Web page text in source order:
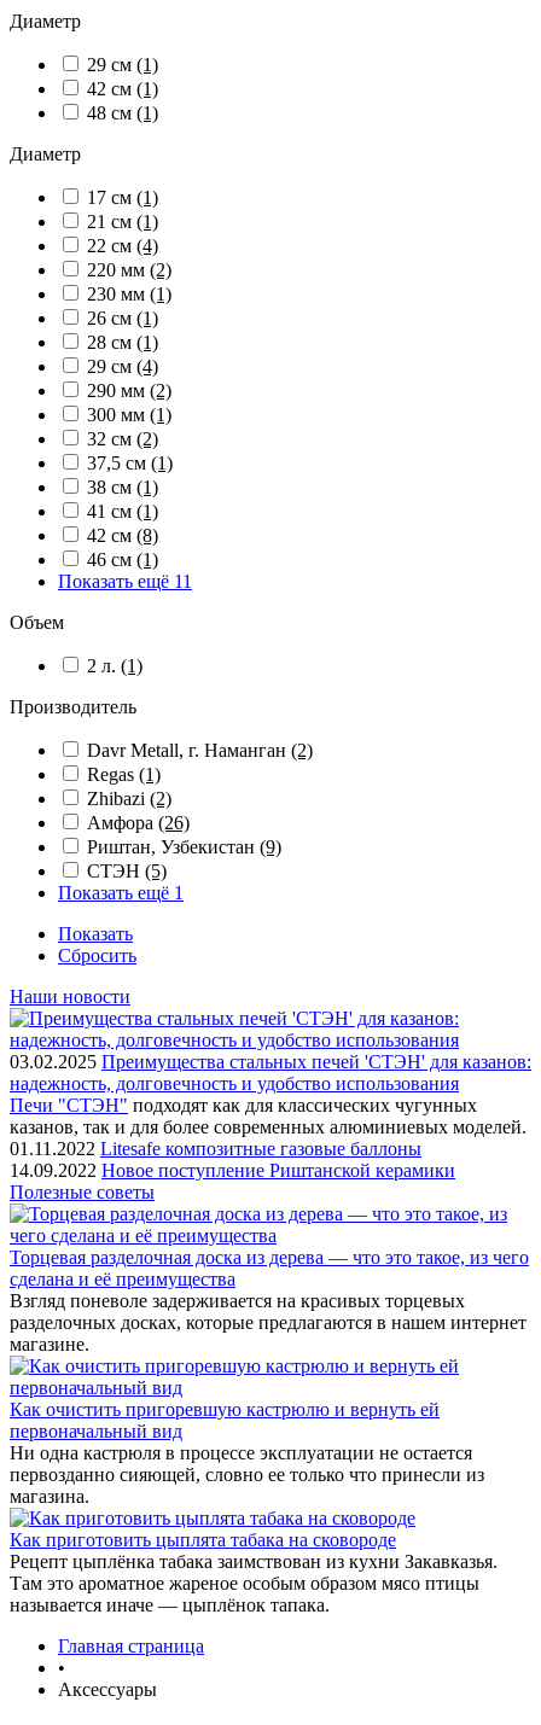
Диаметр
29 см (1)
42 см (1)
48 см (1)
Диаметр
17 см (1)
21 см (1)
22 см (4)
220 мм (2)
230 мм (1)
26 см (1)
28 см (1)
29 см (4)
290 мм (2)
300 мм (1)
32 см (2)
37,5 см (1)
38 см (1)
41 см (1)
42 см (8)
46 см (1)
Показать ещё 11
Объем
2 л. (1)
Производитель
Davr Metall, г. Наманган (2)
Regas (1)
Zhibazi (2)
Амфора (26)
Риштан, Узбекистан (9)
СТЭН (5)
Показать ещё 1
Показать
Сбросить
Наши новости
03.02.2025 Преимущества стальных печей 'СТЭН' для казанов:
надежность, долговечность и удобство использования
Печи "СТЭН" подходят как для классических чугунных
казанов, так и для более современных алюминиевых моделей.
01.11.2022 Litesafe композитные газовые баллоны
14.09.2022 Новое поступление Риштанской керамики
Полезные советы
Торцевая разделочная доска из дерева — что это такое, из чего
сделана и её преимущества
Взгляд поневоле задерживается на красивых торцевых
разделочных досках, которые предлагаются в нашем интернет
магазине.
Как очистить пригоревшую кастрюлю и вернуть ей
первоначальный вид
Ни одна кастрюля в процессе эксплуатации не остается
первозданно сияющей, словно ее только что принесли из
магазина.
Как приготовить цыплята табака на сковороде
Рецепт цыплёнка табака заимствован из кухни Закавказья.
Там это ароматное жареное особым образом мясо птицы
называется иначе — цыплёнок тапака.
Главная страница
•
Аксессуары